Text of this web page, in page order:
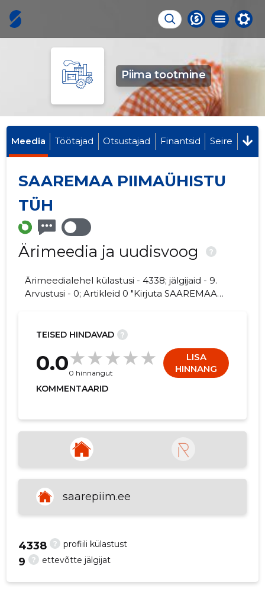
Piima tootmine
Meedia Töötajad Otsustajad Finantsid Seire
SAAREMAA PIIMAÜHISTU
TÜH
Ärimeedia ja uudisvoog ?
Ärimeedialehel külastusi - 4338; jälgijaid - 9.
Arvustusi - 0; Artikleid 0 "Kirjuta SAAREMAA
TEISED HINDAVAD ?
0.00 hinnangut
LISA
HINNANG
KOMMENTAARID
saarepiim.ee
? profiili külastust
4338
? ettevõtte jälgijat
9